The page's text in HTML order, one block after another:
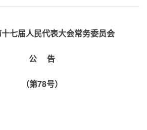
七届人民代表大会常务委员会
公 告
（第78号）